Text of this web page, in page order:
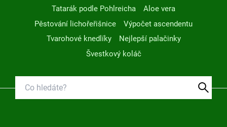
Tatarák podle Pohlreicha
Aloe vera
Pěstování lichořeřišnice
Výpočet ascendentu
Tvarohové knedlíky
Nejlepší palačinky
Švestkový koláč